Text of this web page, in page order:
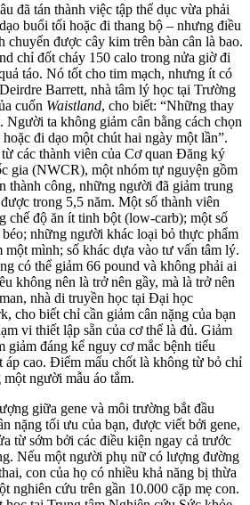
đã tán thành việc tập thể dục vừa phải
buổi tối hoặc đi thang bộ – nhưng điều
chuyển được cây kim trên bàn cân là bao.
chỉ đốt cháy 150 calo trong nửa giờ đi
táo. Nó tốt cho tim mạch, nhưng ít có
Barrett, nhà tâm lý học tại Trường
cuốn Waistland, cho biết: “Những thay
Người ta không giảm cân bằng cách chọn
đi dạo một chút hai ngày một lần”.
các thành viên của Cơ quan Đăng ký
gia (NWCR), một nhóm tự nguyện gồm
thành công, những người đã giảm trung
trong 5,5 năm. Một số thành viên
chế độ ăn ít tinh bột (low-carb); một số
những người khác loại bỏ thực phẩm
mình; số khác dựa vào tư vấn tâm lý.
có thể giảm 66 pound và không phải ai
không nên là trở nên gầy, mà là trở nên
nhà di truyền học tại Đại học
cho biết chỉ cần giảm cân nặng của bạn
vi thiết lập sẵn của cơ thể là đủ. Giảm
giảm đáng kể nguy cơ mắc bệnh tiểu
áp cao. Điểm mấu chốt là không từ bỏ chỉ
người mẫu áo tắm.
giữa gene và môi trường bắt đầu
nặng tối ưu của bạn, được viết bởi gene,
từ sớm bởi các điều kiện ngay cả trước
Nếu một người phụ nữ có lượng đường
con của họ có nhiều khả năng bị thừa
nghiên cứu trên gần 10.000 cặp mẹ con.